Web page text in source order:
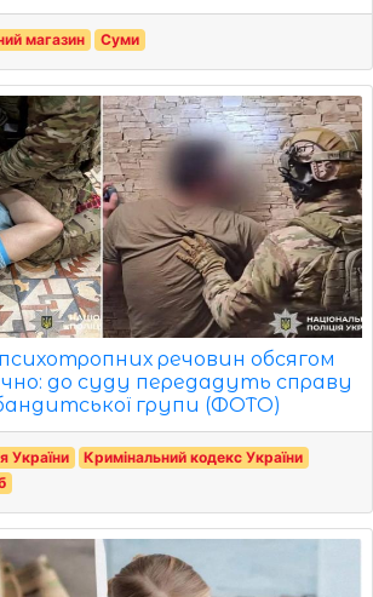
магазин Суми
речовин обсягом
до суду передадуть справу
групи (ФОТО)
України
Кримінальний кодекс України